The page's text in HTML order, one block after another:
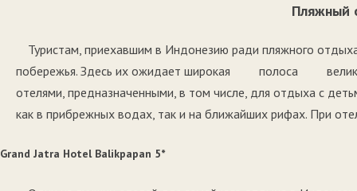
Пляжный
Туристам, приехавшим в Индонезию ради пляжного
побережья. Здесь их ожидает широкая полоса
отелями, предназначенными, в том числе, для отдыха с
как в прибрежных водах, так и на ближайших рифах. При
Grand Jatra Hotel Balikpapan 5*